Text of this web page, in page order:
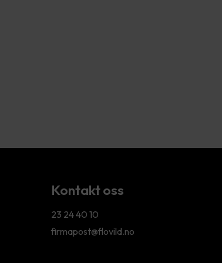
Kontakt oss
23 24 40 10
firmapost@flovild.no